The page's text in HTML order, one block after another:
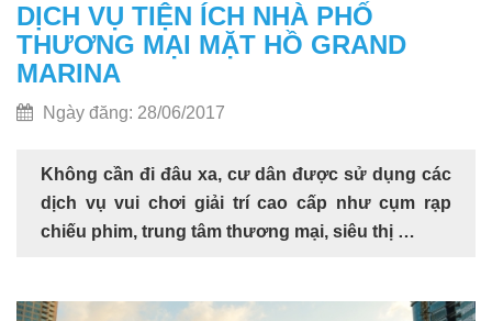
DỊCH VỤ TIỆN ÍCH NHÀ PHỐ
THƯƠNG MẠI MẶT HỒ GRAND
MARINA
Ngày đăng: 28/06/2017
Không cần đi đâu xa, cư dân được sử dụng các
dịch vụ vui chơi giải trí cao cấp như cụm rạp
chiếu phim, trung tâm thương mại, siêu thị …